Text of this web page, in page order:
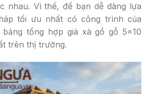
nhau. Vì thế, để bạn dễ dàng lựa
tối ưu nhất có công trình của
tổng hợp giá xà gồ gỗ 5×10
trên thị trường.